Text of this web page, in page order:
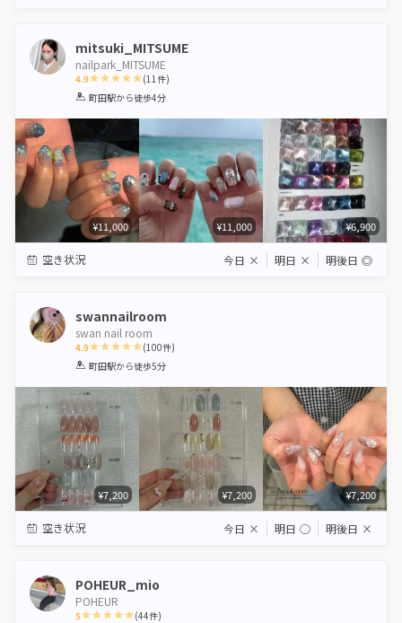
mitsuki_MITSUME
nailpark_MITSUME
4.9
1 2 3 4 5
(11件)
町田駅から徒歩4分
¥11,000 ¥11,000 ¥6,900
空き状況 今日 × 明日 × 明後日 ◎
swannailroom
swan nail room
4.9
1 2 3 4 5
(100件)
町田駅から徒歩5分
¥7,200 ¥7,200 ¥7,200
空き状況 今日 × 明日 ◯ 明後日 ×
POHEUR_mio
POHEUR
5 (44件)